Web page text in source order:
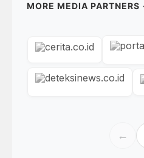
MORE MEDIA
←